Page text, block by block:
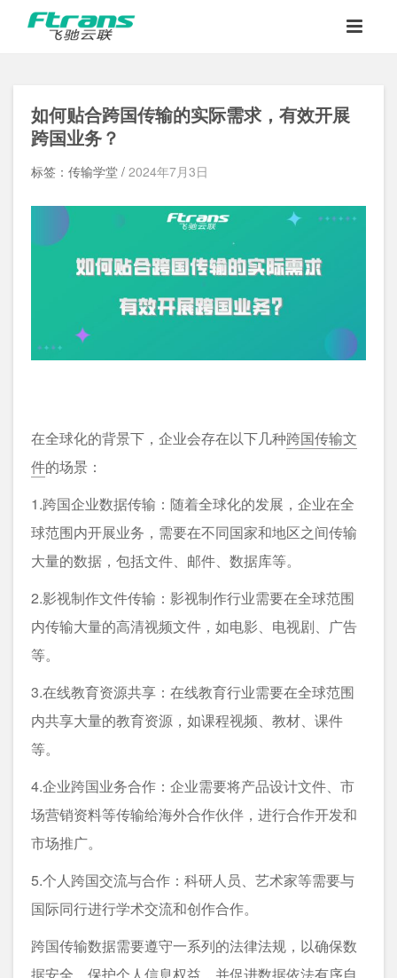
如何贴合跨国传输的实际需求，有效开展
跨国业务？
标签：传输学堂 / 2024年7月3日
在全球化的背景下，企业会存在以下几种跨国传输文
件的场景：
1.跨国企业数据传输：随着全球化的发展，企业在全
球范围内开展业务，需要在不同国家和地区之间传输
大量的数据，包括文件、邮件、数据库等。
2.影视制作文件传输：影视制作行业需要在全球范围
内传输大量的高清视频文件，如电影、电视剧、广告
等。
3.在线教育资源共享：在线教育行业需要在全球范围
内共享大量的教育资源，如课程视频、教材、课件
等。
4.企业跨国业务合作：企业需要将产品设计文件、市
场营销资料等传输给海外合作伙伴，进行合作开发和
市场推广。
5.个人跨国交流与合作：科研人员、艺术家等需要与
国际同行进行学术交流和创作合作。
跨国传输数据需要遵守一系列的法律法规，以确保数
据安全、保护个人信息权益，并促进数据依法有序自